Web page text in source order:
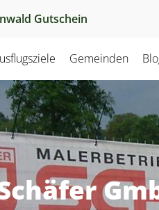
Gutschein
Gemeinden